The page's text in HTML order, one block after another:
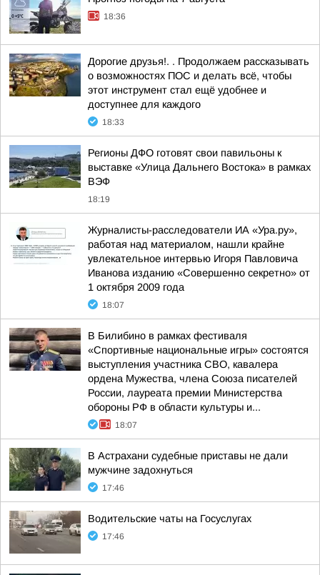
18:36
Дорогие друзья!. . Продолжаем рассказывать
о возможностях ПОС и делать всё, чтобы
этот инструмент стал ещё удобнее и
доступнее для каждого
18:33
Регионы ДФО готовят свои павильоны к
выставке «Улица Дальнего Востока» в рамках
ВЭФ
18:19
Журналисты-расследователи ИА «Ура.ру»,
работая над материалом, нашли крайне
увлекательное интервью Игоря Павловича
Иванова изданию «Совершенно секретно» от
1 октября 2009 года
18:07
В Билибино в рамках фестиваля
«Спортивные национальные игры» состоятся
выступления участника СВО, кавалера
ордена Мужества, члена Союза писателей
России, лауреата премии Министерства
обороны РФ в области культуры и...
18:07
В Астрахани судебные приставы не дали
мужчине задохнуться
17:46
Водительские чаты на Госуслугах
17:46